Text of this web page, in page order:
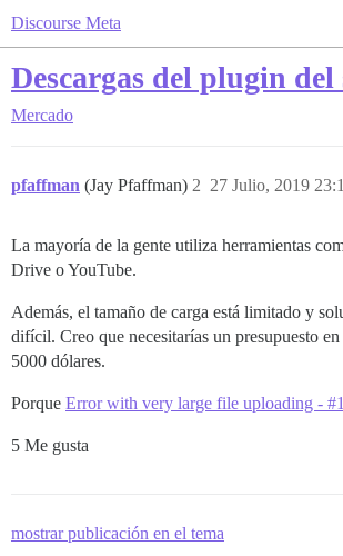
Discourse Meta
Descargas del plugin del
Mercado
pfaffman (Jay Pfaffman) 27 Julio, 2019
2
La mayoría de la gente utiliza herramientas
Drive o YouTube.
Además, el tamaño de carga está limitado y
difícil. Creo que necesitarías un presupuesto
5000 dólares.
Porque Error with very large file uploading -
5 Me gusta
mostrar publicación en el tema